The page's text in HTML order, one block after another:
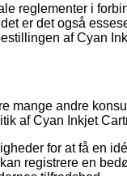
reglementer i
er det også
af Cyan
mange andre
af Cyan Inkjet
for at få en
registrere en